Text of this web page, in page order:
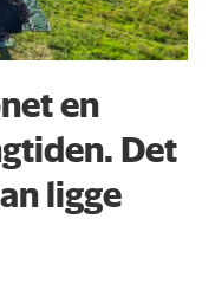
en
Det
ligge